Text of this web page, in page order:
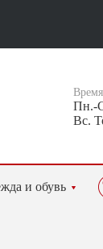
Пн.-
Вс.
и обувь